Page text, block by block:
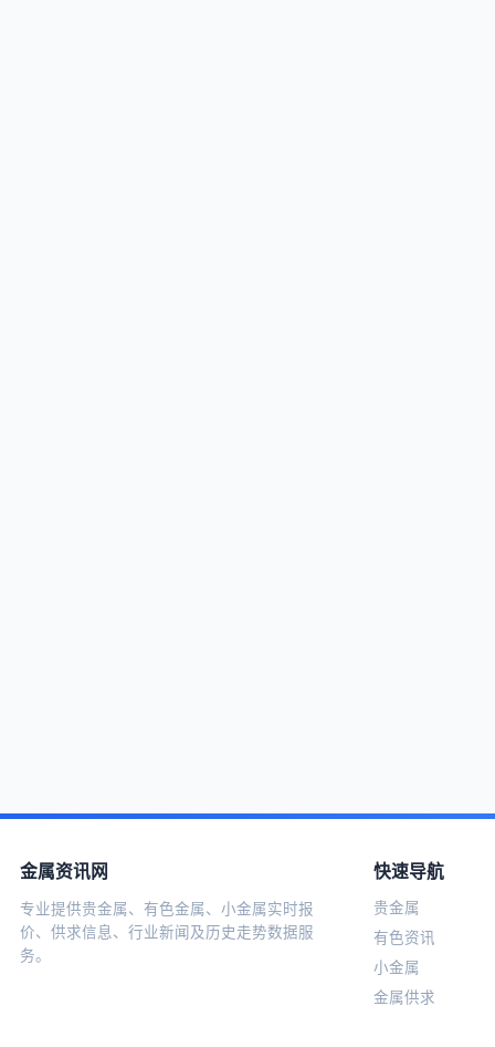
金属资讯网
专业提供贵金属、有色金属、小金属实时报
价、供求信息、行业新闻及历史走势数据服
务。
快速导航
贵金属
有色资讯
小金属
金属供求